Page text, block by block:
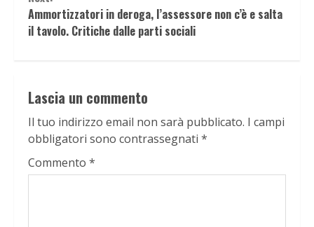
Ammortizzatori in deroga, l’assessore non c’è e salta
il tavolo. Critiche dalle parti sociali
Lascia un commento
Il tuo indirizzo email non sarà pubblicato. I campi
obbligatori sono contrassegnati *
Commento *